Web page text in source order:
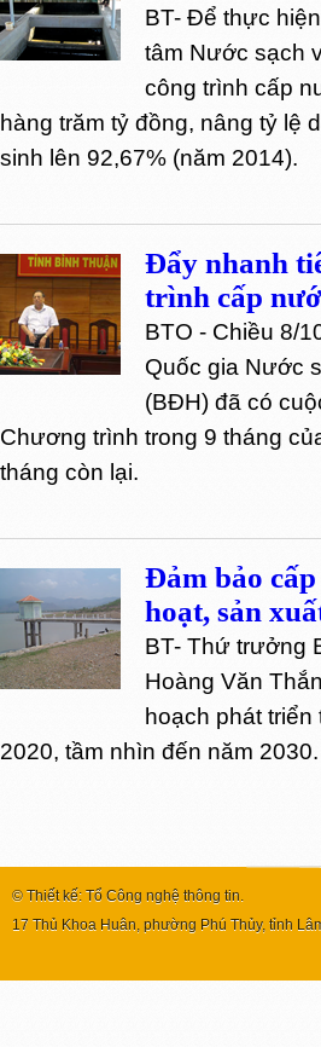
BT- Để thực
tâm Nước sạch
công trình cấp
hàng trăm tỷ đồng, nâng tỷ lệ
sinh lên 92,67% (năm 2014).
Đẩy nhanh
trình cấp
BTO - Chiều 8/
Quốc gia Nước
(BĐH) đã có
Chương trình trong 9 tháng
tháng còn lại.
Đảm bảo
hoạt, sản
BT- Thứ trưởng
Hoàng Văn
hoạch phát triển
2020, tầm nhìn đến năm 2030.
© Thiết kế: Tổ Công nghệ thông tin.
17 Thủ Khoa Huân, phường Phú Thủy, tỉnh